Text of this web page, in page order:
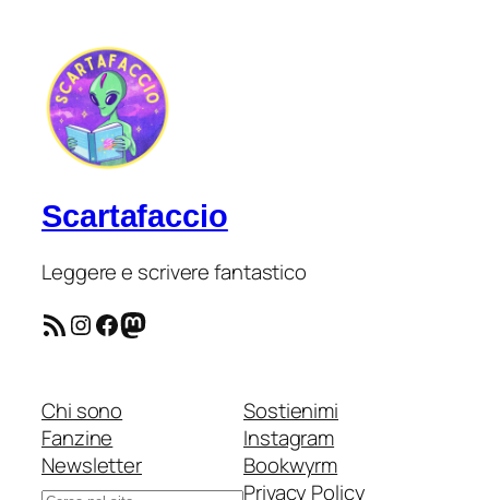
Scartafaccio
Leggere e scrivere fantastico
Feed RSS Instagram Facebook Mastodon
Chi sono
Fanzine
Newsletter
Sostienimi
Instagram
Bookwyrm
Privacy Policy